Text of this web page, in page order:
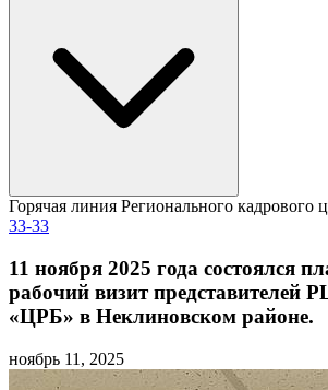
Горячая линия Регионального кадрового
33-33
11 ноября 2025 года состоялся
рабочий визит представителей
«ЦРБ» в Неклиновском районе.
ноябрь 11, 2025